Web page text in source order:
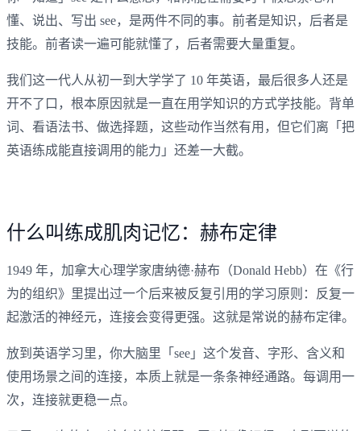
懂、说出、写出 see，是两件不同的事。前者是知识，后者是
技能。前者读一遍可能就懂了，后者需要大量重复。
我们这一代人从初一到大学学了 10 年英语，最后很多人还是
开不了口，根本原因就是一直在用学知识的方式学技能。背单
词、看语法书、做选择题，这些动作当然有用，但它们离「把
英语练成能直接调用的能力」还差一大截。
什么叫练成肌肉记忆：赫布定律
1949 年，加拿大心理学家唐纳德·赫布（Donald Hebb）在《行
为的组织》里提出过一个后来被反复引用的学习原则：反复一
起激活的神经元，连接会变得更强。这就是常说的赫布定律。
放到英语学习里，你大脑里「see」这个发音、字形、含义和
使用场景之间的连接，本质上就是一条条神经通路。每调用一
次，连接就更稳一点。